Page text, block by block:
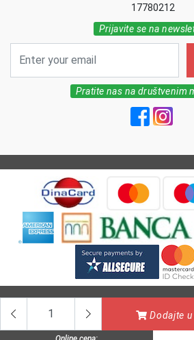
Dodajte
17780212
Prijavite se na
Pratite nas na društvenim